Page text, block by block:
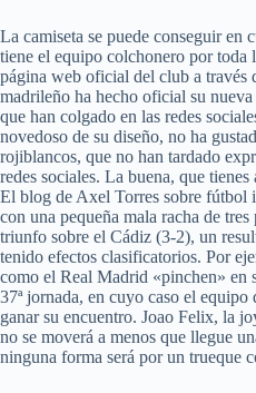
La camiseta se puede conseguir en
tiene el equipo colchonero por
página web oficial del club a través
madrileño ha hecho oficial su
que han colgado en las redes
novedoso de su diseño, no ha
rojiblancos, que no han tardado
redes sociales. La buena, que
El blog de Axel Torres sobre fútbol
con una pequeña mala racha de
triunfo sobre el Cádiz (3-2), un
tenido efectos clasificatorios. Por
como el Real Madrid «pinchen» en
37ª jornada, en cuyo caso el
ganar su encuentro. Joao Felix, la
no se moverá a menos que llegue
ninguna forma será por un trueque